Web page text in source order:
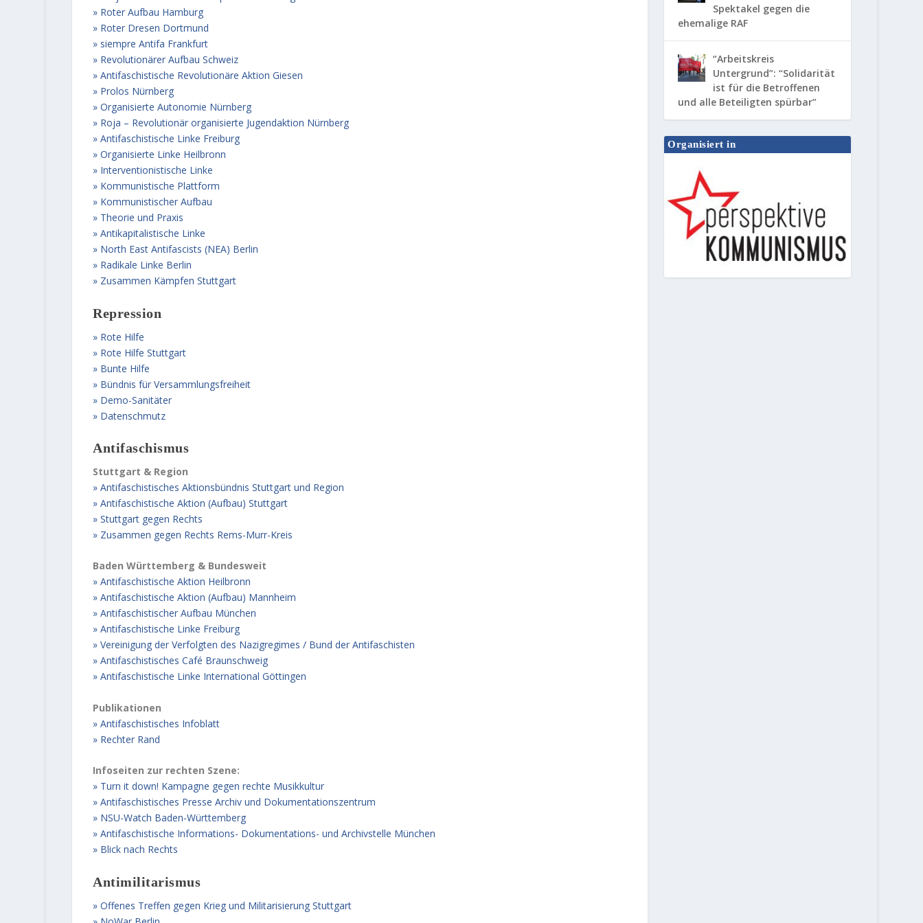
Roter Aufbau Hamburg
Roter Dresen Dortmund
siempre Antifa Frankfurt
Revolutionärer Aufbau Schweiz
Antifaschistische Revolutionäre Aktion Giesen
Prolos Nürnberg
Organisierte Autonomie Nürnberg
Roja – Revolutionär organisierte Jugendaktion Nürnberg
Antifaschistische Linke Freiburg
Organisierte Linke Heilbronn
Interventionistische Linke
Kommunistische Plattform
Kommunistischer Aufbau
Theorie und Praxis
Antikapitalistische Linke
North East Antifascists (NEA) Berlin
Radikale Linke Berlin
Zusammen Kämpfen Stuttgart
Repression
Rote Hilfe
Rote Hilfe Stuttgart
Bunte Hilfe
Bündnis für Versammlungsfreiheit
Demo-Sanitäter
Datenschmutz
Antifaschismus
Stuttgart & Region
Antifaschistisches Aktionsbündnis Stuttgart und Region
Antifaschistische Aktion (Aufbau) Stuttgart
Stuttgart gegen Rechts
Zusammen gegen Rechts Rems-Murr-Kreis
Baden Württemberg & Bundesweit
Antifaschistische Aktion Heilbronn
Antifaschistische Aktion (Aufbau) Mannheim
Antifaschistischer Aufbau München
Antifaschistische Linke Freiburg
Vereinigung der Verfolgten des Nazigregimes / Bund der Antifaschisten
Antifaschistisches Café Braunschweig
Antifaschistische Linke International Göttingen
Publikationen
Antifaschistisches Infoblatt
Rechter Rand
Infoseiten zur rechten Szene:
Turn it down! Kampagne gegen rechte Musikkultur
Antifaschistisches Presse Archiv und Dokumentationszentrum
NSU-Watch Baden-Württemberg
Antifaschistische Informations- Dokumentations- und Archivstelle München
Blick nach Rechts
Antimilitarismus
Offenes Treffen gegen Krieg und Militarisierung Stuttgart
Spektakel gegen die
ehemalige RAF
“Arbeitskreis
Untergrund”: “Solidarität
ist für die Betroffenen
und alle Beteiligten spürbar”
Organisiert in